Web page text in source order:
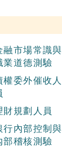
融市場常識與
業道德測驗
權委外催收人
財規劃人員
行內部控制與
部稽核測驗